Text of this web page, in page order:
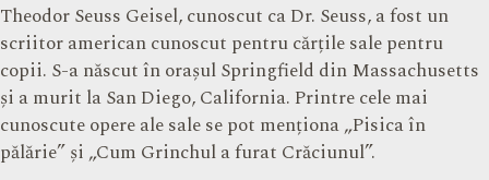
Theodor Seuss Geisel, cunoscut ca Dr. Seuss, a fost un
scriitor american cunoscut pentru cărțile sale pentru
copii. S-a născut în orașul Springfield din Massachusetts
și a murit la San Diego, California. Printre cele mai
cunoscute opere ale sale se pot menționa „Pisica în
pălărie” și „Cum Grinchul a furat Crăciunul”.